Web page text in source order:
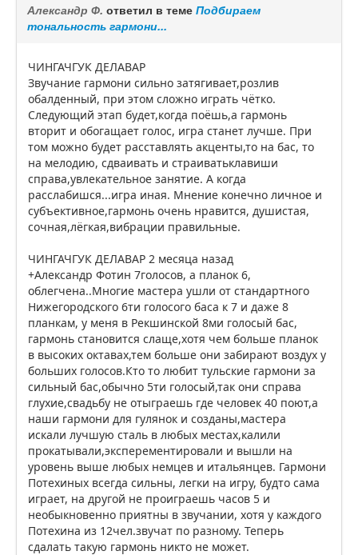
Александр Ф. ответил в теме Подбираем
тональность гармони...
ЧИНГАЧГУК ДЕЛАВАР
Звучание гармони сильно затягивает,розлив
обалденный, при этом сложно играть чётко.
Следующий этап будет,когда поёшь,а гармонь
вторит и обогащает голос, игра станет лучше. При
том можно будет расставлять акценты,то на бас, то
на мелодию, сдваивать и страиватьклавиши
справа,увлекательное занятие. А когда
расслабишся...игра иная. Мнение конечно личное и
субъективное,гармонь очень нравится, душистая,
сочная,лёгкая,вибрации правильные.
ЧИНГАЧГУК ДЕЛАВАР 2 месяца назад
+Александр Фотин 7голосов, а планок 6,
облегчена..Многие мастера ушли от стандартного
Нижегородского 6ти голосого баса к 7 и даже 8
планкам, у меня в Рекшинской 8ми голосый бас,
гармонь становится слаще,хотя чем больше планок
в высоких октавах,тем больше они забирают воздух у
больших голосов.Кто то любит тульские гармони за
сильный бас,обычно 5ти голосый,так они справа
глухие,свадьбу не отыграешь где человек 40 поют,а
наши гармони для гулянок и созданы,мастера
искали лучшую сталь в любых местах,калили
прокатывали,эксперементировали и вышли на
уровень выше любых немцев и итальянцев. Гармони
Потехиных всегда сильны, легки на игру, будто сама
играет, на другой не проиграешь часов 5 и
необыкновенно приятны в звучании, хотя у каждого
Потехина из 12чел.звучат по разному. Теперь
сдалать такую гармонь никто не может.